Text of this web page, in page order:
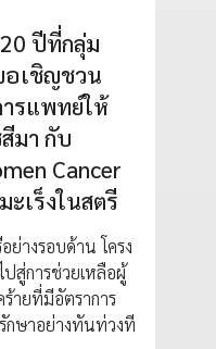
ปีที่กลุ่ม
อเชิญชวน
รแพทย์ให้
มา กับ
Cancer
เร็งในสตรี
างรอบด้าน โครง
สู่การช่วยเหลือผู้
ายที่มีอัตราการ
กษาอย่างทันท่วงที